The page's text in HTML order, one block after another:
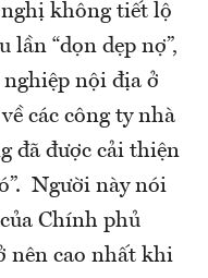
không tiết lộ
“dọn dẹp nợ”,
nội địa ở
các công ty nhà
đã được cải thiện
Người này nói
Chính phủ
nên cao nhất khi